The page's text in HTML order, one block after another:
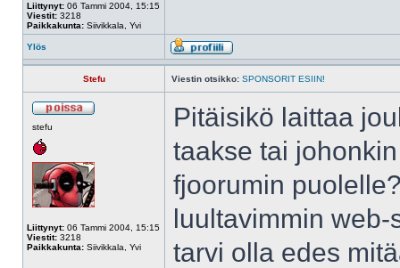
Liittynyt: 06 Tammi 2004, 15:15
Viestit: 3218
Paikkakunta: Siivikkala, Yvi
Ylös
Stefu Viestin otsikko: SPONSORIT ESIIN!
stefu
Liittynyt: 06 Tammi 2004, 15:15
Viestit: 3218
Paikkakunta: Siivikkala, Yvi
Pitäisikö laittaa
taakse tai
fjoorumin
luultavimmin
tarvi olla edes